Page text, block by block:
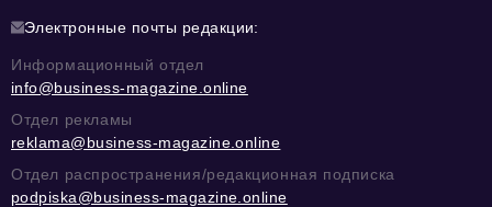
Электронные почты редакции:
Информационный отдел
info@business-magazine.online
Отдел рекламы
reklama@business-magazine.online
Отдел распространения/редакционная подписка
podpiska@business-magazine.online